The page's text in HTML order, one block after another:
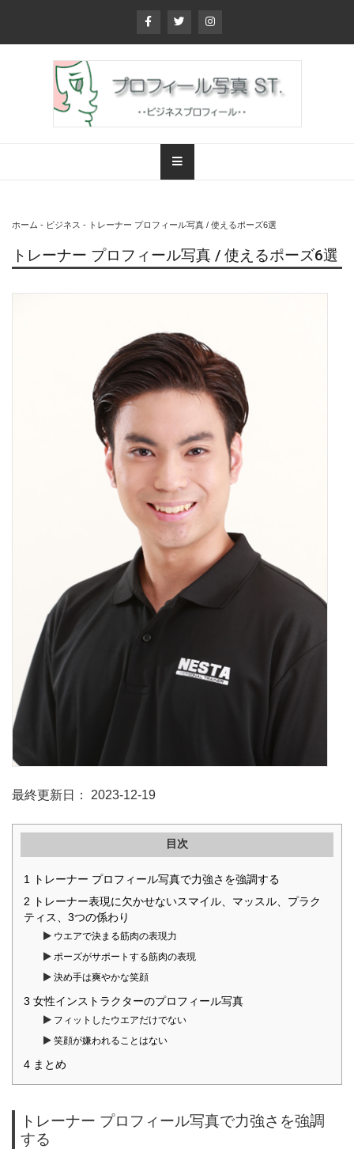
content
プロフィール写真
スタジオ
ホーム - ビジネス - トレーナー プロフィール写真 / 使えるポーズ6選
トレーナー プロフィール写真 / 使えるポーズ6選
最終更新日： 2023-12-19
目次
1 トレーナー プロフィール写真で力強さを強調する
2 トレーナー表現に欠かせないスマイル、マッスル、プラク
ティス、3つの係わり
ウエアで決まる筋肉の表現力
ポーズがサポートする筋肉の表現
決め手は爽やかな笑顔
3 女性インストラクターのプロフィール写真
フィットしたウエアだけでない
笑顔が嫌われることはない
4 まとめ
トレーナー プロフィール写真で力強さを強調
する